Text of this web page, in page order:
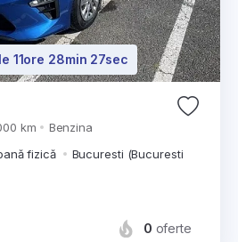
11ore 28min 26sec
km
Benzina
fizică
Bucuresti (Bucuresti
0 oferte